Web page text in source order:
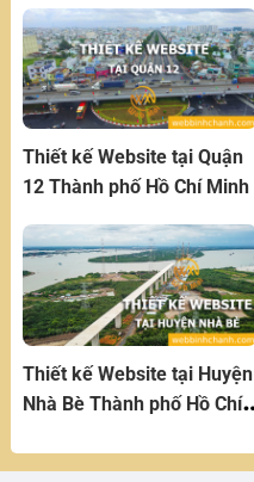
Thiết kế Website tại Quận
12 Thành phố Hồ Chí Minh
Thiết kế Website tại Huyện
Nhà Bè Thành phố Hồ Chí